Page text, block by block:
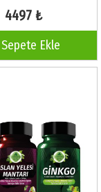
4497 ₺
Ekle